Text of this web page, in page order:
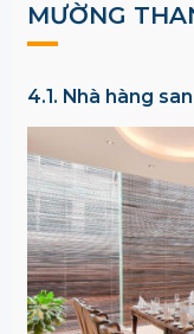
MƯỜNG
4.1. Nhà hàng